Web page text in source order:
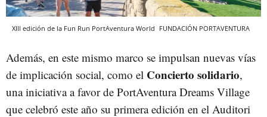
XIII edición de la Fun Run PortAventura World FUNDACIÓN PORTAVENTURA
Además, en este mismo marco se impulsan nuevas vías
de implicación social, como el Concierto solidario,
una iniciativa a favor de PortAventura Dreams Village
que celebró este año su primera edición en el Auditori